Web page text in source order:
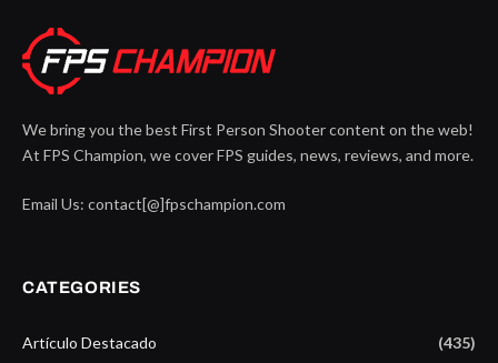
We bring you the best First Person Shooter content on the web!
At FPS Champion, we cover FPS guides, news, reviews, and more.
Email Us: contact[@]fpschampion.com
CATEGORIES
Artículo Destacado
(435)